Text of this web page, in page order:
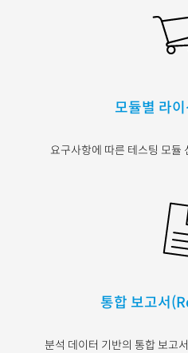
모듈별 라
요구사항에 따른 테스팅 모듈
통합 보고서
분석 데이터 기반의 통합 보고